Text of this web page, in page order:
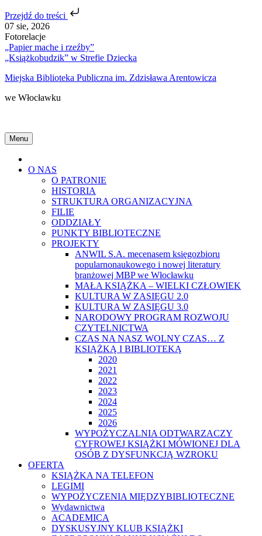
Przejdź do treści
Skip
to
content
07 sie, 2026
Fotorelacje
„Papier mache i rzeźby”
„Książkobudzik” w Strefie Dziecka
Miejska Biblioteka Publiczna im. Zdzisława Arentowicza
we Włocławku
Menu
O NAS
O PATRONIE
HISTORIA
STRUKTURA ORGANIZACYJNA
FILIE
ODDZIAŁY
PUNKTY BIBLIOTECZNE
PROJEKTY
ANWIL S.A. mecenasem księgozbioru
popularnonaukowego i nowej literatury
branżowej MBP we Włocławku
MAŁA KSIĄŻKA – WIELKI CZŁOWIEK
KULTURA W ZASIĘGU 2.0
KULTURA W ZASIĘGU 3.0
NARODOWY PROGRAM ROZWOJU
CZYTELNICTWA
CZAS NA NASZ WOLNY CZAS… Z
KSIĄŻKĄ I BIBLIOTEKĄ
2020
2021
2022
2023
2024
2025
2026
WYPOŻYCZALNIA ODTWARZACZY
CYFROWEJ KSIĄŻKI MÓWIONEJ DLA
OSÓB Z DYSFUNKCJĄ WZROKU
OFERTA
KSIĄŻKA NA TELEFON
LEGIMI
WYPOŻYCZENIA MIĘDZYBIBLIOTECZNE
Wydawnictwa
ACADEMICA
DYSKUSYJNY KLUB KSIĄŻKI